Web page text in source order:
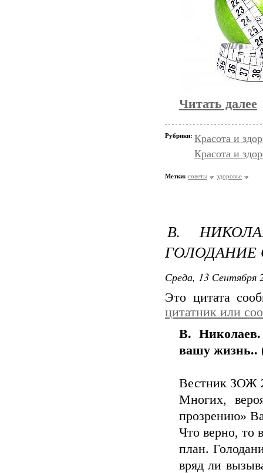
Читать далее
Рубрики: Красота и
Красота и
Метки: советы здоровье
В.
ГОЛОДАНИЕ
Среда, 13 Сентября
Это цитата
цитатник или
В.
вашу жизнь..
Вестник ЗОЖ
Многих,
прозрению»
Что верно, то
план.
вряд ли